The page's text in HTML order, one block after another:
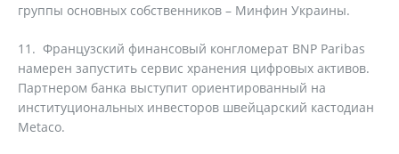
группы основных собственников – Минфин Украины.
11. Французский финансовый конгломерат BNP Paribas
намерен запустить сервис хранения цифровых активов.
Партнером банка выступит ориентированный на
институциональных инвесторов швейцарский кастодиан
Metaco.